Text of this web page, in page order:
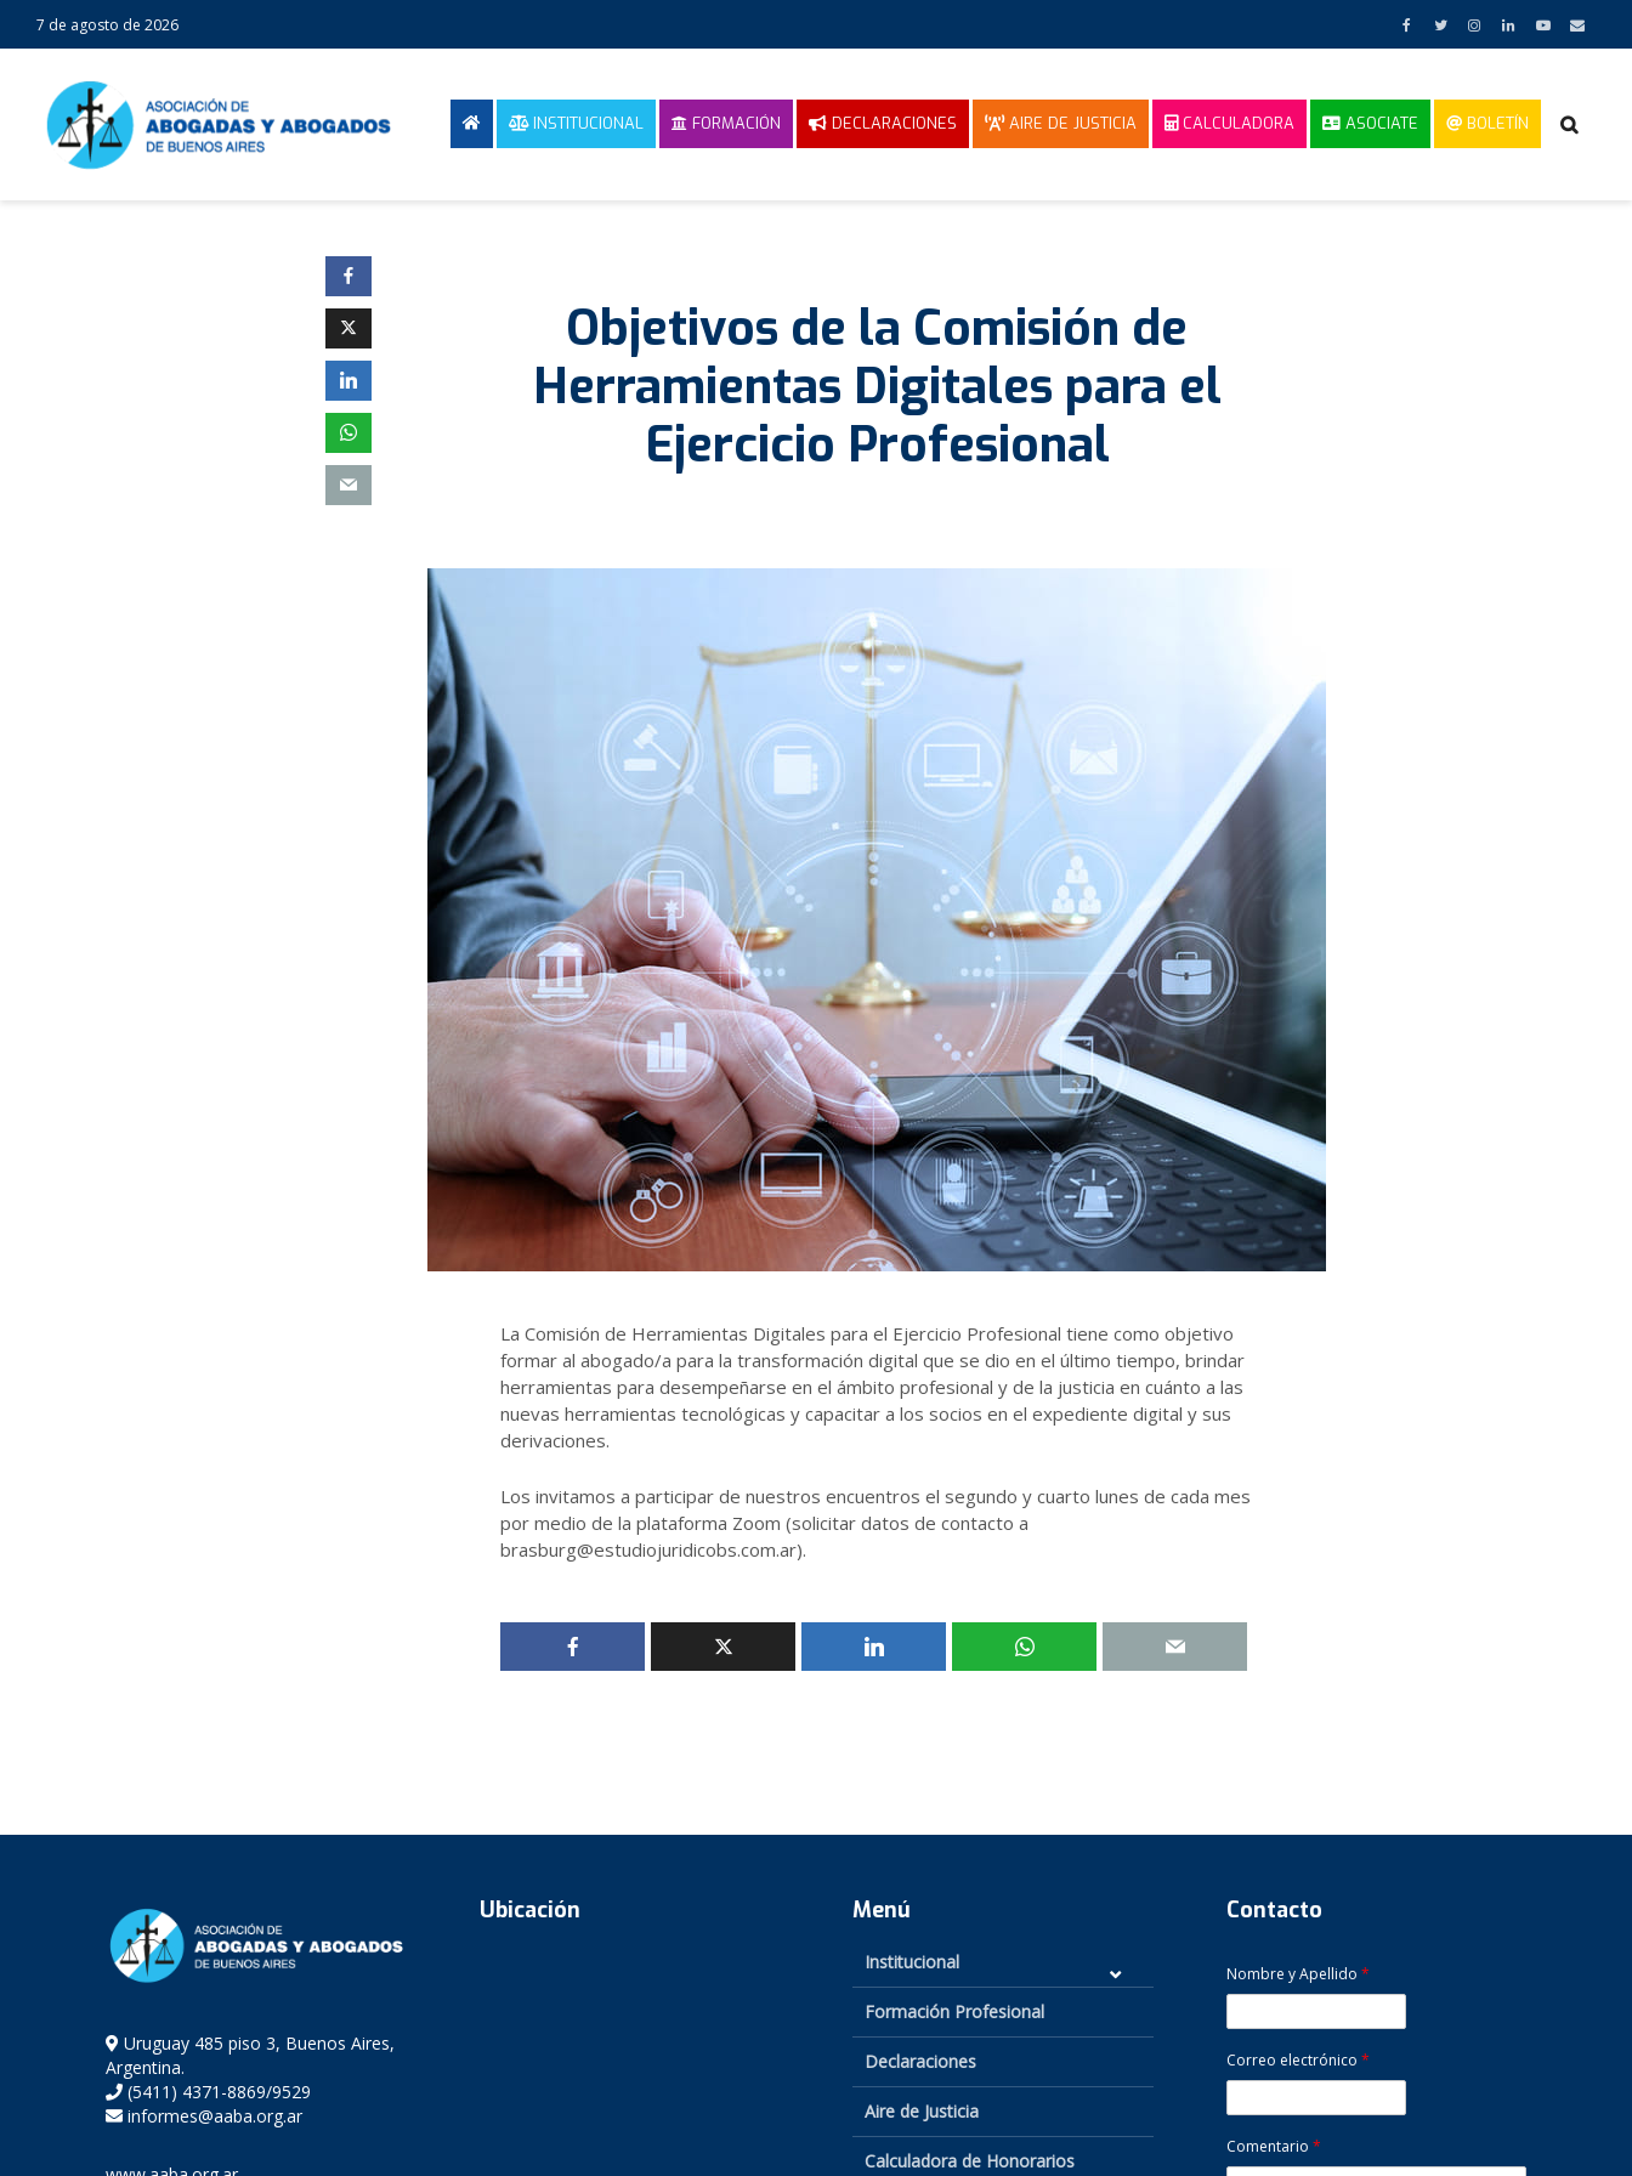
7 de agosto de 2026
INSTITUCIONAL FORMACIÓN DECLARACIONES AIRE DE JUSTICIA CALCULADORA ASOCIATE BOLETÍN
Objetivos de la Comisión de
Herramientas Digitales para el
Ejercicio Profesional
La Comisión de Herramientas Digitales para el Ejercicio Profesional tiene como objetivo
formar al abogado/a para la transformación digital que se dio en el último tiempo, brindar
herramientas para desempeñarse en el ámbito profesional y de la justicia en cuánto a las
nuevas herramientas tecnológicas y capacitar a los socios en el expediente digital y sus
derivaciones.
Los invitamos a participar de nuestros encuentros el segundo y cuarto lunes de cada mes
por medio de la plataforma Zoom (solicitar datos de contacto a
brasburg@estudiojuridicobs.com.ar).
Uruguay 485 piso 3, Buenos Aires,
Argentina.
(5411) 4371-8869/9529
informes@aaba.org.ar
Ubicación Menú
Institucional
Formación Profesional
Declaraciones
Aire de Justicia
Calculadora de Honorarios
Contacto
Nombre y Apellido *
Correo electrónico *
Comentario *